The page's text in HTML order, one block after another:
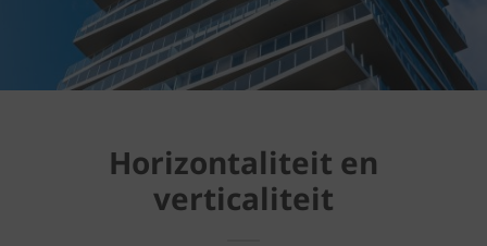
Horizontaliteit en
verticaliteit